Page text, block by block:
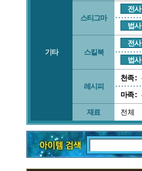
기타
스티그마
전사
법사
스킬북
전사
법사
레시피
천족 :
마족 :
재료 전체